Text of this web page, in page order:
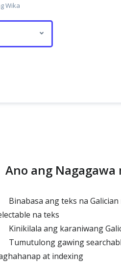
Wika
Ano ang Nagagawa
Binabasa ang teks na
na teks
Kinikilala ang karaniwang
Tumutulong gawing
at indexing